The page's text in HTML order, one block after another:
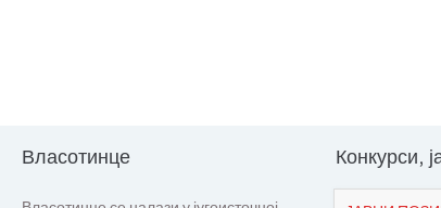
Власотинце Конкурси,